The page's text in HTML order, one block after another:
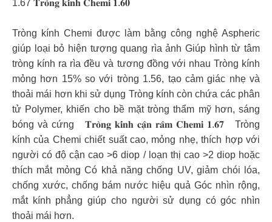
1.67 𝐓𝐫𝐨̀𝐧𝐠 𝐤𝐢́𝐧𝐡 𝐂𝐡𝐞𝐦𝐢 𝟏.𝟔𝟎
Tròng kính Chemi được làm bằng công nghệ Aspheric
giúp loại bỏ hiện tượng quang rìa ảnh Giúp hình từ tâm
tròng kính ra rìa đều và tương đồng với nhau Tròng kính
mỏng hơn 15% so với tròng 1.56, tạo cảm giác nhẹ và
thoải mái hơn khi sử dụng Tròng kính còn chứa các phân
tử Polymer, khiến cho bề mặt tròng thẩm mỹ hơn, sáng
bóng và cứng 𝐓𝐫𝐨̀𝐧𝐠 𝐤𝐢́𝐧𝐡 𝐜𝐚̣̂𝐧 𝐫𝐚̂𝐦 𝐂𝐡𝐞𝐦𝐢 𝟏.𝟔𝟕 Tròng
kính của Chemi chiết suất cao, mỏng nhẹ, thích hợp với
người có độ cận cao >6 diop / loạn thị cao >2 diop hoặc
thích mắt mỏng Có khả năng chống UV, giảm chói lóa,
chống xước, chống bám nước hiệu quả Góc nhìn rộng,
mắt kính phẳng giúp cho người sử dụng có góc nhìn
thoải mái hơn.